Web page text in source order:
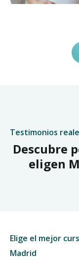
Testimonios
Descubre
eligen
Elige el mejor
Madrid